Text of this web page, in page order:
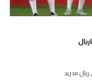
مدريد